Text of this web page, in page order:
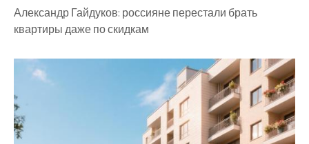
Александр Гайдуков: россияне перестали брать
квартиры даже по скидкам